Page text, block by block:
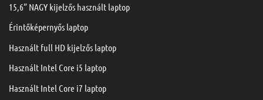
15,6” NAGY kijelzős használt laptop
Érintőképernyős laptop
Használt full HD kijelzős laptop
Használt Intel Core i5 laptop
Használt Intel Core i7 laptop